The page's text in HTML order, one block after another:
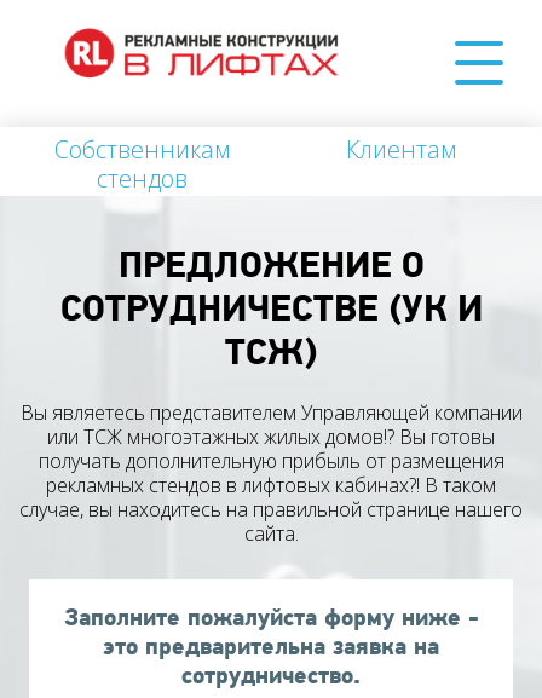
Собственникам
стендов
Клиентам
ПРЕДЛОЖЕНИЕ О
СОТРУДНИЧЕСТВЕ (УК И
ТСЖ)
Вы являетесь представителем Управляющей компании
или ТСЖ многоэтажных жилых домов!? Вы готовы
получать дополнительную прибыль от размещения
рекламных стендов в лифтовых кабинах?! В таком
случае, вы находитесь на правильной странице нашего
сайта.
Заполните пожалуйста форму ниже -
это предварительна заявка на
сотрудничество.